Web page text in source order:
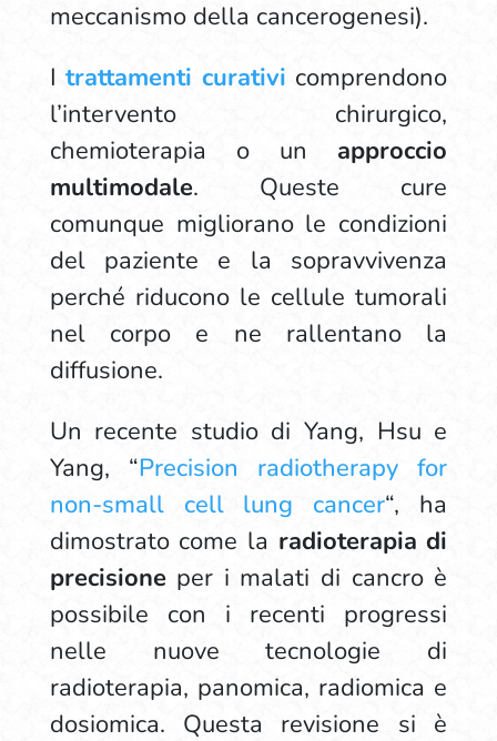
meccanismo della cancerogenesi).
Itrattamenti curativi comprendono
l’intervento chirurgico,
chemioterapia o un approccio
multimodale. Queste cure
comunque migliorano le condizioni
del paziente e la sopravvivenza
perché riducono le cellule tumorali
nel corpo e ne rallentano la
diffusione.
Un recente studio di Yang, Hsu e
Yang, “Precision radiotherapy for
non-small cell lung cancer“, ha
dimostrato come la radioterapia di
precisioneper i malati di cancro è
possibile con i recenti progressi
nelle nuove tecnologie di
radioterapia, panomica, radiomica e
dosiomica. Questa revisione si è